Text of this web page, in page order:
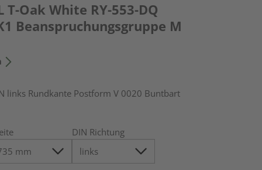
Oak White RY-553-DQ
Beanspruchungsgruppe M
links Rundkante Postform V 0020 Buntbart
DIN Richtung